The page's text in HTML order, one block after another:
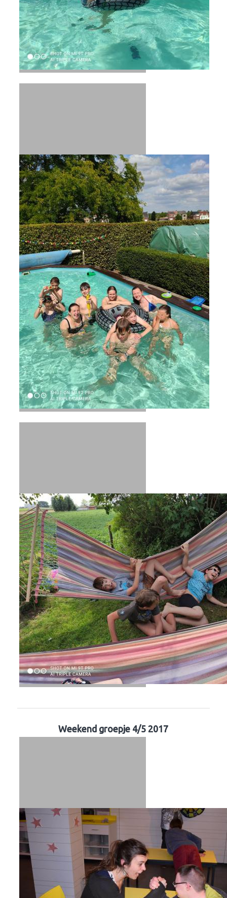
Weekend groepje 4/5 2017